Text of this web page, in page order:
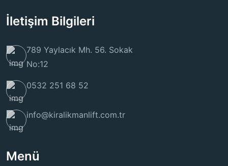
İletişim Bilgileri
789 Yaylacık Mh. 56. Sokak
No:12
0532 251 68 52
info@kiralikmanlift.com.tr
Menü